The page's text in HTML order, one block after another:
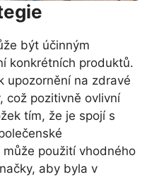
být účinným
konkrétních produktů.
upozornění na zdravé
což pozitivně ovlivní
tím, že je spojí s
použití vhodného
aby byla v